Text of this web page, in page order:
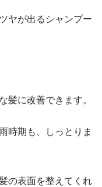
ヤが出るシャンプー
髪に改善できます。
時期も、しっとりま
の表面を整えてくれ